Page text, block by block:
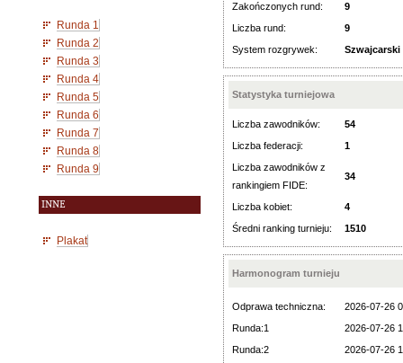
Runda 1
Runda 2
Runda 3
Runda 4
Runda 5
Runda 6
Runda 7
Runda 8
Runda 9
INNE
Plakat
Zakończonych rund:
9
Liczba rund:
9
System rozgrywek:
Szwajcarski
Statystyka turniejowa
Liczba zawodników:
54
Liczba federacji:
1
Liczba zawodników z
rankingiem FIDE:
34
Liczba kobiet:
4
Średni ranking turnieju:
1510
Harmonogram turnieju
Odprawa techniczna:
2026-07-26
Runda:1
2026-07-26
Runda:2
2026-07-26